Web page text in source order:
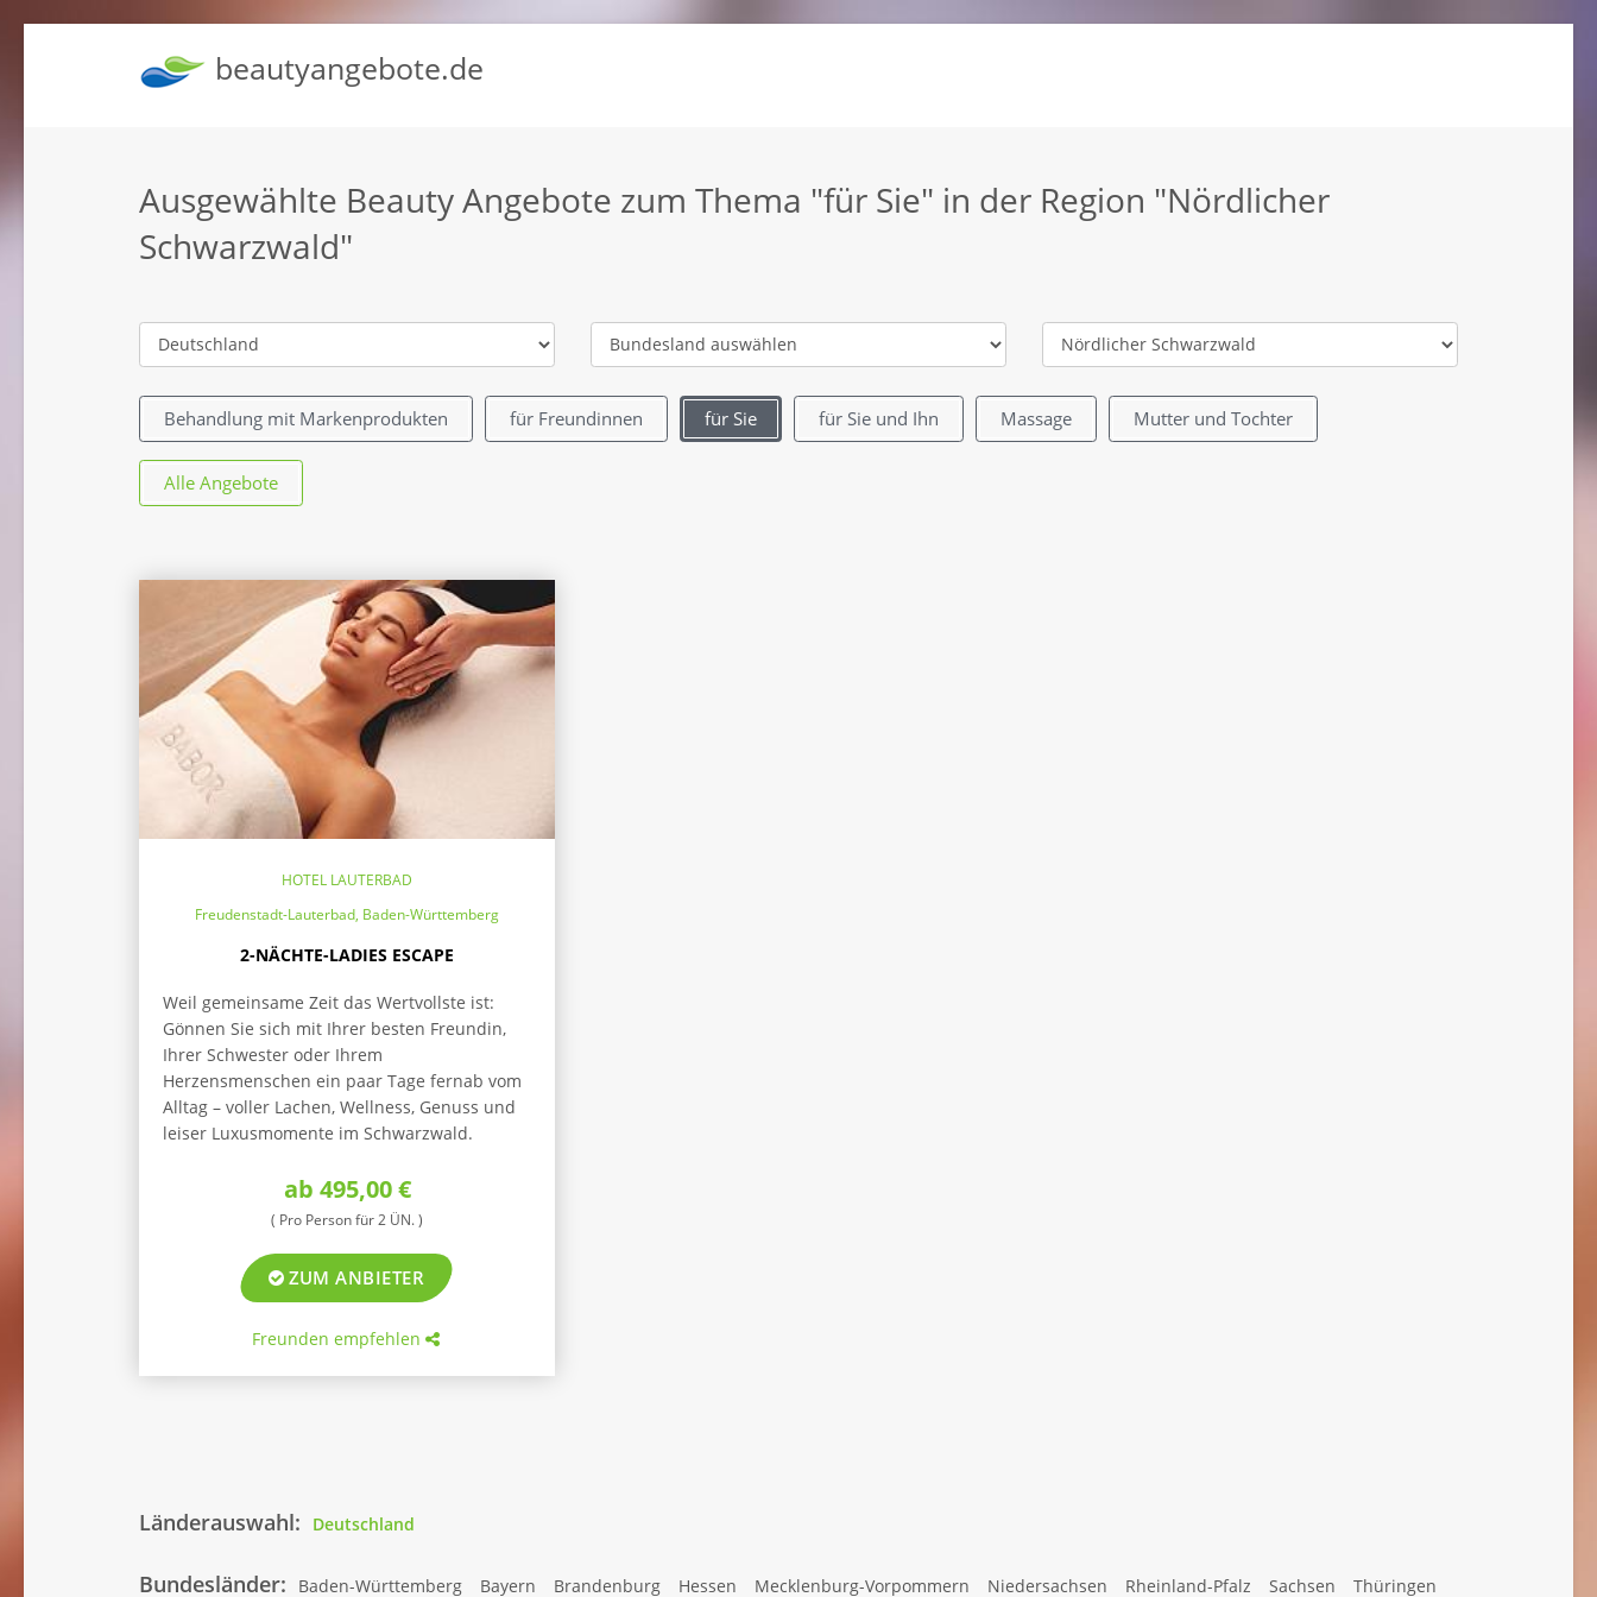
beautyangebote.de
Ausgewählte Beauty Angebote zum Thema "für Sie" in der Region "Nördlicher
Schwarzwald"
Behandlung mit Markenprodukten für Freundinnen für Sie für Sie und Ihn Massage Mutter und Tochter
Alle Angebote
HOTEL LAUTERBAD
Freudenstadt-Lauterbad, Baden-Württemberg
2-NÄCHTE-LADIES ESCAPE
Weil gemeinsame Zeit das Wertvollste ist:
Gönnen Sie sich mit Ihrer besten Freundin,
Ihrer Schwester oder Ihrem
Herzensmenschen ein paar Tage fernab vom
Alltag – voller Lachen, Wellness, Genuss und
leiser Luxusmomente im Schwarzwald.
ab 495,00 €
( Pro Person für 2 ÜN. )
ZUM ANBIETER
Freunden empfehlen
Länderauswahl: Deutschland
Bundesländer: Baden-Württemberg Bayern Brandenburg Hessen Mecklenburg-Vorpommern Niedersachsen Rheinland-Pfalz Sachsen Thüringen